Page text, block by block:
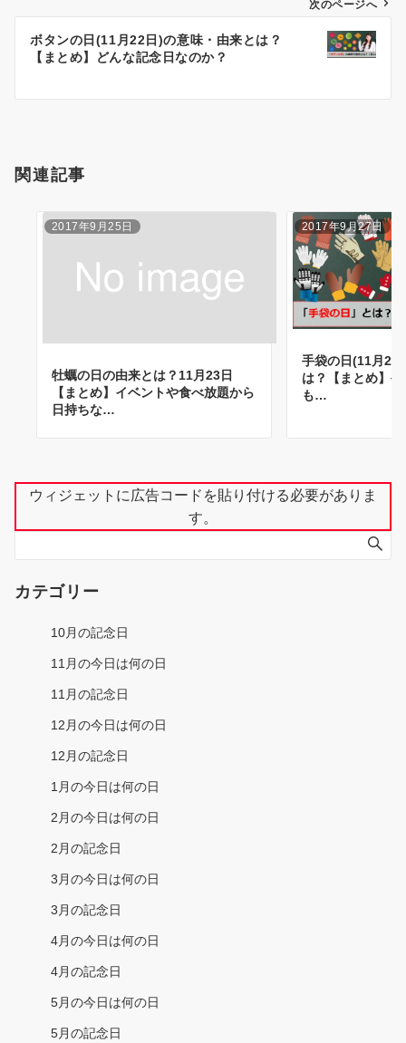
ビ
ー
ン
次のページへ
ボタンの日(11月22日)の意味・由来とは？
【まとめ】どんな記念日なのか？
関連記事
2017年9月25日
牡蠣の日の由来とは？11月23日
【まとめ】イベントや食べ放題から
日持ちな…
2017年9月27日
手袋の日(11月23
は？【まとめ】
も…
ウィジェットに広告コードを貼り付ける必要がありま
す。
カテゴリー
10月の記念日
11月の今日は何の日
11月の記念日
12月の今日は何の日
12月の記念日
1月の今日は何の日
2月の今日は何の日
2月の記念日
3月の今日は何の日
3月の記念日
4月の今日は何の日
4月の記念日
5月の今日は何の日
5月の記念日